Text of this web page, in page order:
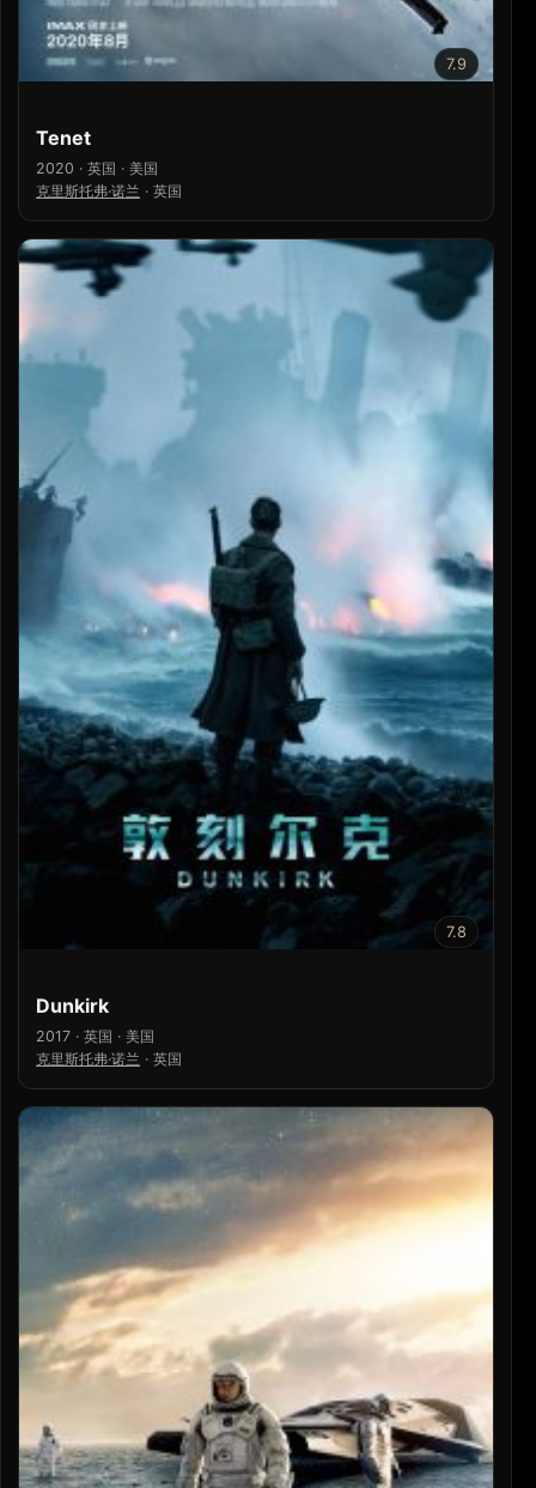
7.9
Tenet
2020 · 英国 · 美国
克里斯托弗·诺兰 · 英国
7.8
Dunkirk
2017 · 英国 · 美国
克里斯托弗·诺兰 · 英国